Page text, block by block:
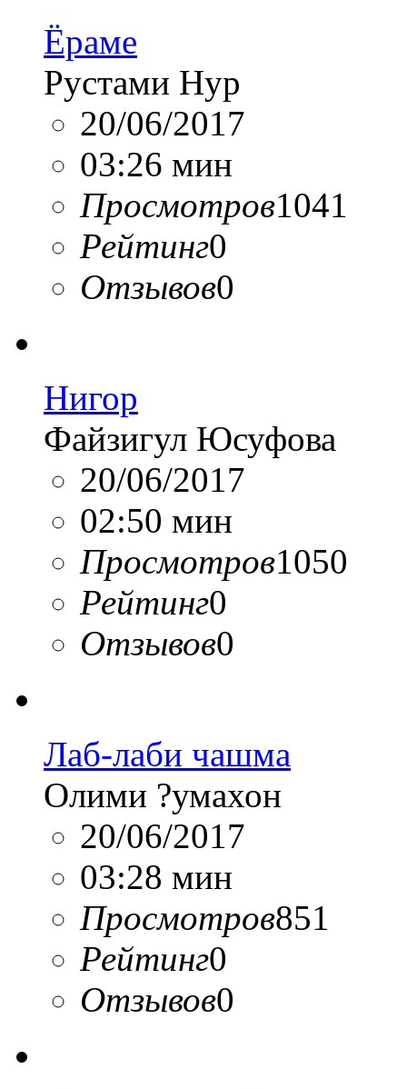
Ёраме
Рустами Нур
20/06/2017
03:26 мин
Просмотров1041
Рейтинг0
Отзывов0
Нигор
Файзигул Юсуфова
20/06/2017
02:50 мин
Просмотров1050
Рейтинг0
Отзывов0
Лаб-лаби чашма
Олими ?умахон
20/06/2017
03:28 мин
Просмотров851
Рейтинг0
Отзывов0